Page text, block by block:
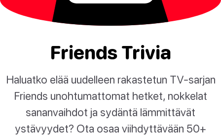
Friends Trivia
Haluatko elää uudelleen rakastetun TV-sarjan
Friends unohtumattomat hetket, nokkelat
sananvaihdot ja sydäntä lämmittävät
ystävyydet? Ota osaa viihdyttävään 50+